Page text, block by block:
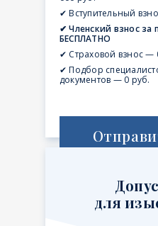
✔ Вступительный
✔ Членский взнос за
БЕСПЛАТНО
✔ Страховой взнос —
✔ Подбор
документов — 0 руб.
для